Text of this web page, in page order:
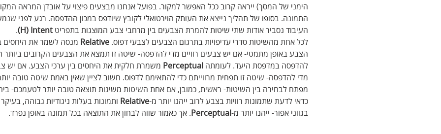
הימני של המסך) ייראה קרוב ככל האפשר למקור. בפועל אנחנו מבצעים פיצוי על אובדן המראה
התמונה. בסופו של תהליך נייצא את העותק הוירטואלי לקובץ שיודפס במכון ההדפסה. רגע לפני
העיבוד נסביר אודות שתי שיטות להמרת הצבעים בין מרחבי צבע המוצגות בתפריט H) Intent)
.
לכל אחת מהשיטות סדרי עדיפויות בתרגום הצבעים לצבעי דפוס. Relative מנסה לשמר את היחסים
הצבע באופן מתמטי- אם יש צבעים רוויים מדי להדפסה- שיטה זו תמצא את הצבעים הקרובים ביותר
להדפסה במדפסת היעד. לעומתה Perceptual משמרת חלקית את היחסים בין ערכי הצבע. אם יש
מדי להדפסה- שיטה זו תפחית מרווייתם כדי להתאימם לדפוס. חשוב לציין שאין באמת שיטה טובה
מפתח לבחירה בין השיטות- ראשית, כמובן, אם אחת השיטות משיגות תוצאה טובה יותר לטעמכם-
כדאי לדעת שתמונות רוויות בצבע לרוב ייהנו יותר מ-Relative ותמונות בעלות ניגודיות גבוהה,
בגווני אפור- ייהנו יותר מ-Perceptual. אך כאמור שווה לבחון את התוצאה בכל תמונה באופן נפרד.